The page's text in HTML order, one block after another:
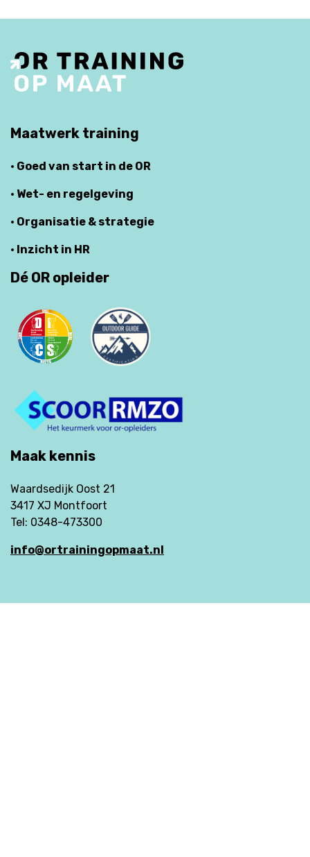
Maatwerk training
· Goed van start in de OR
· Wet- en regelgeving
· Organisatie & strategie
· Inzicht in HR
Dé OR opleider
Maak kennis
Waardsedijk Oost 21
3417 XJ Montfoort
Tel: 0348-473300
info@ortrainingopmaat.nl